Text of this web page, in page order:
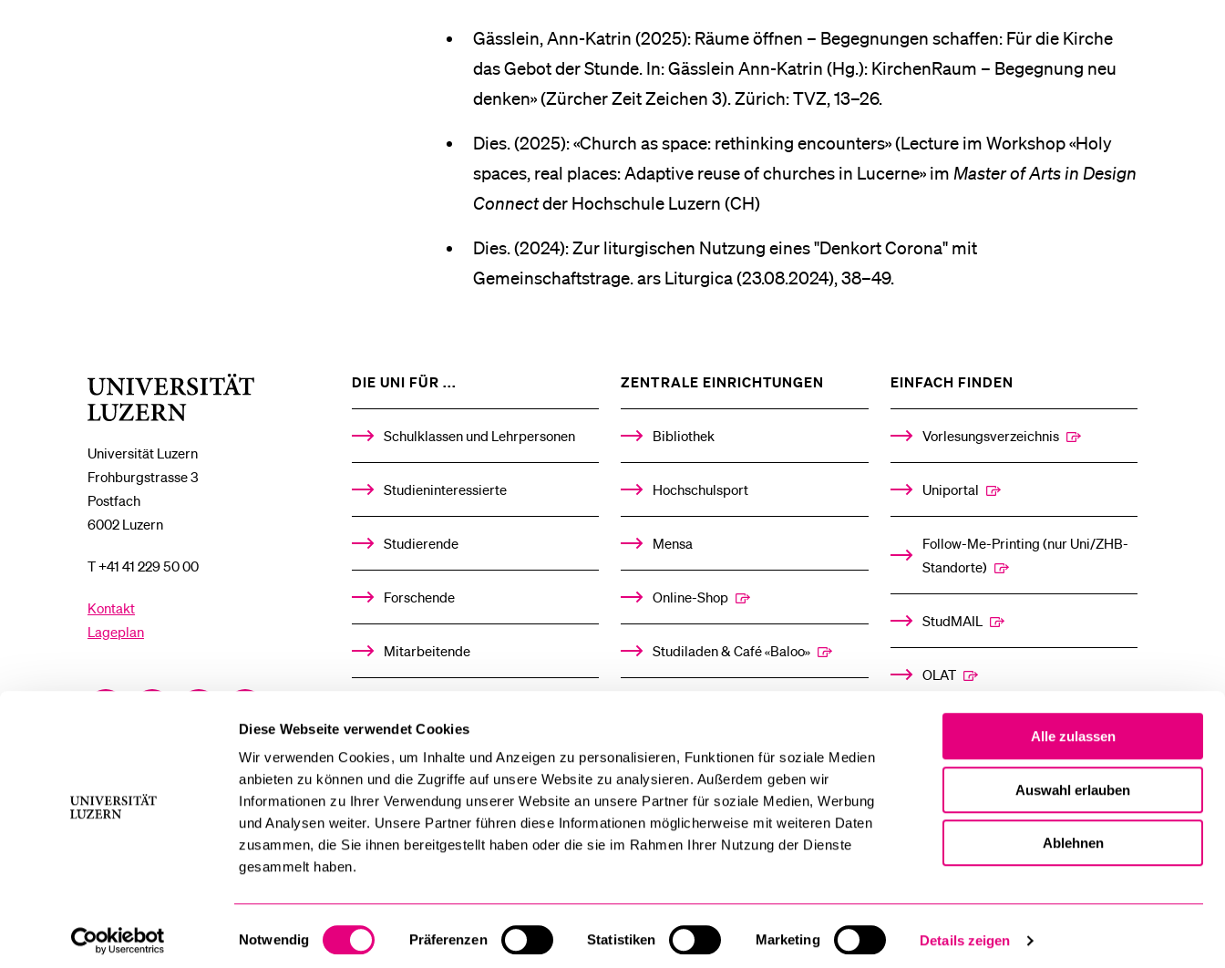
Diese Webseite verwendet Cookies
Wir verwenden Cookies, um Inhalte und Anzeigen zu personalisieren, Funktionen für soziale Medien
anbieten zu können und die Zugriffe auf unsere Website zu analysieren. Außerdem geben wir
Informationen zu Ihrer Verwendung unserer Website an unsere Partner für soziale Medien, Werbung
und Analysen weiter. Unsere Partner führen diese Informationen möglicherweise mit weiteren Daten
zusammen, die Sie ihnen bereitgestellt haben oder die sie im Rahmen Ihrer Nutzung der Dienste
gesammelt haben.
Einwilligungsauswahl
Notwendig Präferenzen Statistiken Marketing Details zeigen
Alle zulassen
Auswahl erlauben
Ablehnen
Gässlein, Ann-Katrin (2025): Räume öffnen – Begegnungen schaffen: Für die Kirche
das Gebot der Stunde. In: Gässlein Ann-Katrin (Hg.): KirchenRaum – Begegnung neu
denken» (Zürcher Zeit Zeichen 3). Zürich: TVZ, 13–26.
Dies. (2025): «Church as space: rethinking encounters» (Lecture im Workshop «Holy
spaces, real places: Adaptive reuse of churches in Lucerne» im Master of Arts in Design
Connectder Hochschule Luzern (CH)
Dies. (2024): Zur liturgischen Nutzung eines "Denkort Corona" mit
Gemeinschaftstrage. ars Liturgica (23.08.2024), 38–49.
Universität Luzern
Frohburgstrasse 3
Postfach
6002 Luzern
T +41 41 229 50 00
Kontakt
Lageplan
DIE UNI FÜR ...
%1$S
UNTERMENÜ
Schulklassen und Lehrpersonen
Studieninteressierte
Studierende
Forschende
Mitarbeitende
Stellensuchende
Förderer
ZENTRALE EINRICHTUNGEN
%1$S
UNTERMENÜ
Bibliothek
Hochschulsport
Mensa
Online-Shop
Studiladen & Café «Baloo»
EINFACH FINDEN
%1$S
UNTERMENÜ
Vorlesungsverzeichnis
Uniportal
Follow-Me-Printing­ ­(nur Uni/ZHB-
Standorte)
StudMAIL
OLAT
swissuniversities Cookie-Einstellungen Impressum und Datenschutz Inhaltsverzeichnis